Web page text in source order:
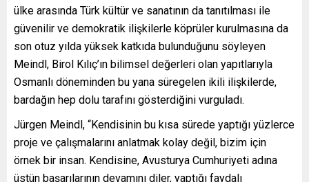
ülke arasında Türk kültür ve sanatının da tanıtılması ile
güvenilir ve demokratik ilişkilerle köprüler kurulmasına da
son otuz yılda yüksek katkıda bulunduğunu söyleyen
Meindl, Birol Kılıç’ın bilimsel değerleri olan yapıtlarıyla
Osmanlı döneminden bu yana süregelen ikili ilişkilerde,
bardağın hep dolu tarafını gösterdiğini vurguladı.
Jürgen Meindl, “Kendisinin bu kısa sürede yaptığı yüzlerce
proje ve çalışmalarını anlatmak kolay değil, bizim için
örnek bir insan. Kendisine, Avusturya Cumhuriyeti adına
üstün başarılarının devamını diler, yaptığı faydalı